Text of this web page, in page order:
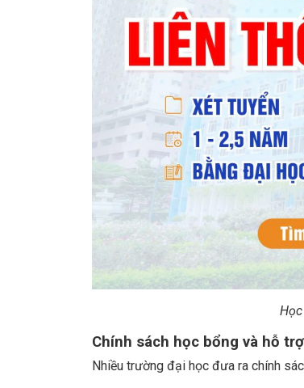
Chính sách học bổng và hỗ
Nhiều trường đại học đưa ra chính